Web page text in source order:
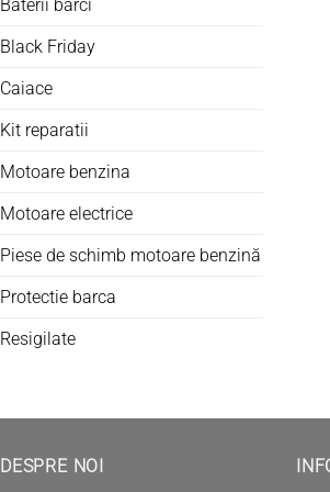
Baterii barci
Black Friday
Caiace
Kit reparatii
Motoare benzina
Motoare electrice
Piese de schimb motoare benzină
Protectie barca
Resigilate
DESPRE NOI